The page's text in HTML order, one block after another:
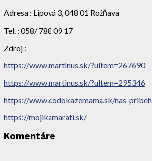
Adresa : Lipová 3, 048 01 Rožňava
Tel. : 058/ 788 09 17
Zdroj :
https://www.martinus.sk/?uItem=267690
https://www.martinus.sk/?uItem=295346
https://www.codokazemama.sk/nas-pribeh
https://mojikamarati.sk/
Komentáre